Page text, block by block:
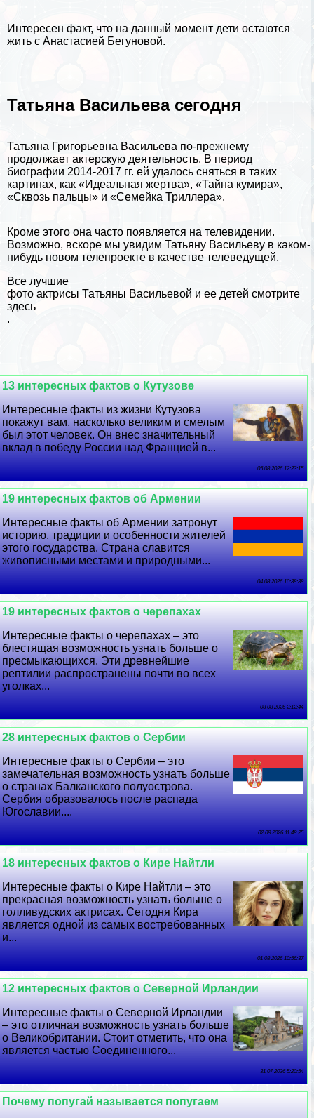
Интересен факт, что на данный момент дети остаются
жить с Анастасией Бегуновой.
Татьяна Васильева сегодня
Татьяна Григорьевна Васильева по-прежнему
продолжает актерскую деятельность. В период
биографии 2014-2017 гг. ей удалось сняться в таких
картинах, как «Идеальная жертва», «Тайна кумира»,
«Сквозь пальцы» и «Семейка Триллера».
Кроме этого она часто появляется на телевидении.
Возможно, вскоре мы увидим Татьяну Васильеву в каком-
нибудь новом телепроекте в качестве телеведущей.
Все лучшие
фото актрисы Татьяны Васильевой и ее детей смотрите
здесь
.
13 интересных фактов о Кутузове
Интересные факты из жизни Кутузова
покажут вам, насколько великим и смелым
был этот человек. Он внес значительный
вклад в победу России над Францией в...
05 08 2026 12:23:15
19 интересных фактов об Армении
Интересные факты об Армении затронут
историю, традиции и особенности жителей
этого государства. Страна славится
живописными местами и природными...
04 08 2026 10:38:38
19 интересных фактов о черепахах
Интересные факты о черепахах – это
блестящая возможность узнать больше о
пресмыкающихся. Эти древнейшие
рептилии распространены почти во всех
уголках...
03 08 2026 2:12:44
28 интересных фактов о Сербии
Интересные факты о Сербии – это
замечательная возможность узнать больше
о странах Балканского полуострова.
Сербия образовалось после распада
Югославии....
02 08 2026 11:48:25
18 интересных фактов о Кире Найтли
Интересные факты о Кире Найтли – это
прекрасная возможность узнать больше о
голливудских актрисах. Сегодня Кира
является одной из самых востребованных
и...
01 08 2026 10:56:37
12 интересных фактов о Северной Ирландии
Интересные факты о Северной Ирландии
– это отличная возможность узнать больше
о Великобритании. Стоит отметить, что она
является частью Соединенного...
31 07 2026 5:20:54
Почему попугай называется попугаем